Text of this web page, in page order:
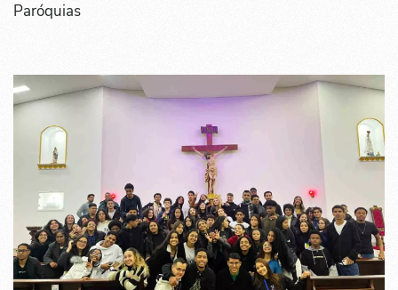
Paróquias